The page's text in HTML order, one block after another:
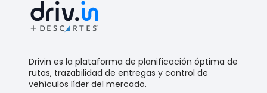
Drivin es la plataforma de planificación óptima de
rutas, trazabilidad de entregas y control de
vehículos líder del mercado.